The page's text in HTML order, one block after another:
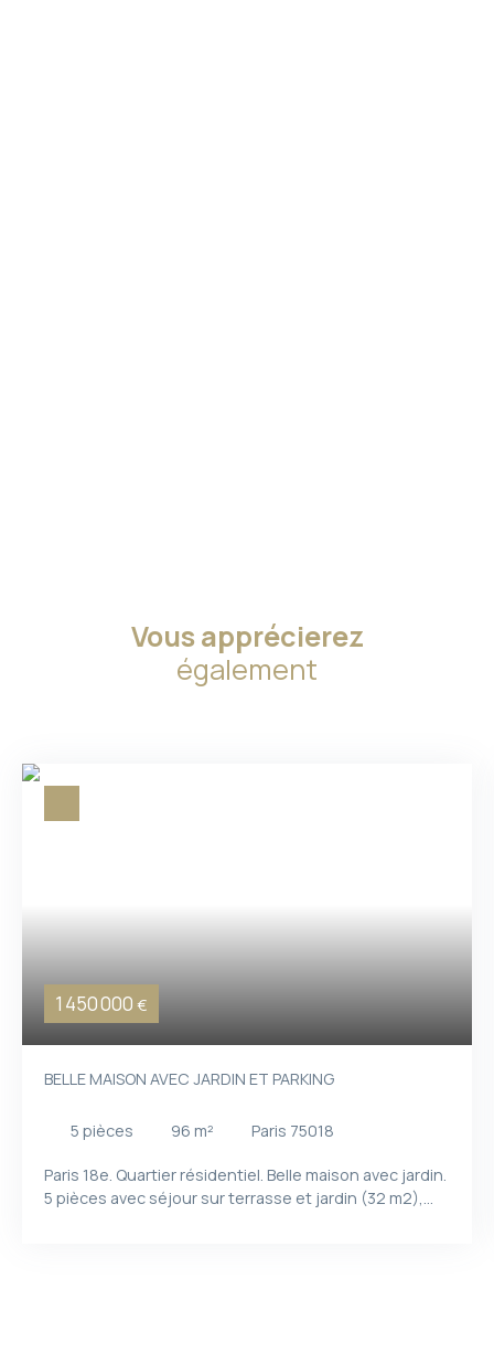
Vous apprécierez
également
1 450 000 €
BELLE MAISON AVEC JARDIN ET PARKING
5 pièces 96 m² Paris 75018
Paris 18e. Quartier résidentiel. Belle maison avec jardin.
5 pièces avec séjour sur terrasse et jardin (32 m2),